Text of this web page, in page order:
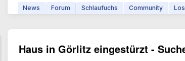
News Forum Schlaufuchs Community
Haus in Görlitz eingestürzt -